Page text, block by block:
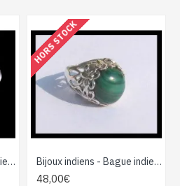
Bijoux indiens - Bague indienne Malachite
HORS STOCK
Bijoux indiens - Bague indienne Malachite
48,00€